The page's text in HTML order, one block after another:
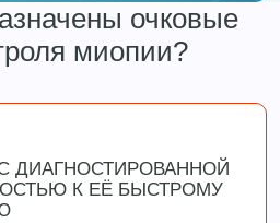
очковые
миопии?
ДИАГНОСТИРОВАННОЙ
К ЕЁ БЫСТРОМУ